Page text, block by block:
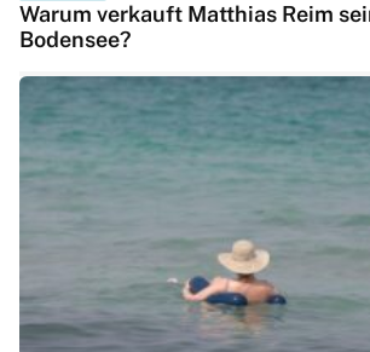
Warum verkauft Matthias Reim
Bodensee?